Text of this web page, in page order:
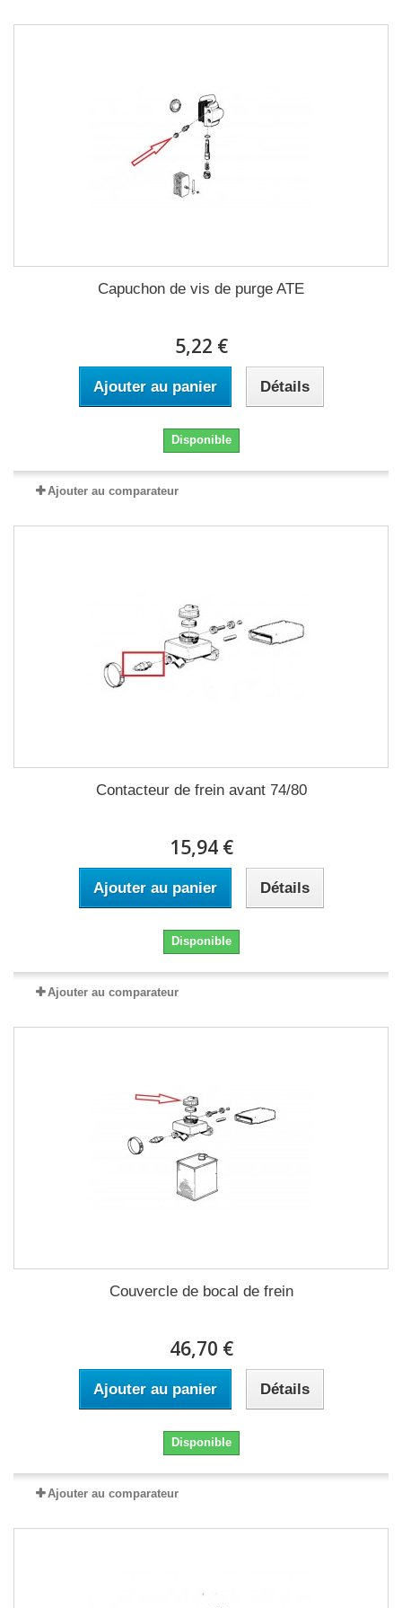
Capuchon de vis de purge ATE
5,22 €
Ajouter au panier Détails
Disponible
Ajouter au comparateur
Contacteur de frein avant 74/80
15,94 €
Ajouter au panier Détails
Disponible
Ajouter au comparateur
Couvercle de bocal de frein
46,70 €
Ajouter au panier Détails
Disponible
Ajouter au comparateur